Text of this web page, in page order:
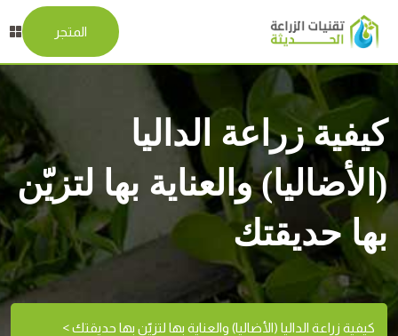
المتجر
كيفية زراعة الداليا
(الأضاليا) والعناية بها لتزيّن
بها حديقتك
كيفية زراعة الداليا (الأضاليا) والعناية بها لتزيّن بها حديقتك>